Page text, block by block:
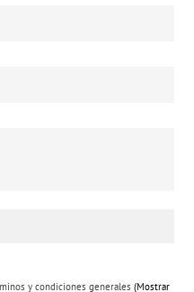
y condiciones generales (Mostrar